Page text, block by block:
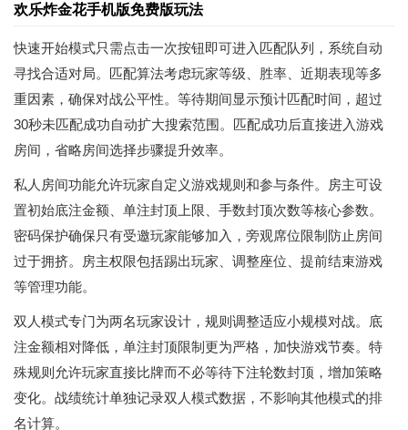
欢乐炸金花手机版免费版玩法
快速开始模式只需点击一次按钮即可进入匹配队列，系统自动
寻找合适对局。匹配算法考虑玩家等级、胜率、近期表现等多
重因素，确保对战公平性。等待期间显示预计匹配时间，超过
30秒未匹配成功自动扩大搜索范围。匹配成功后直接进入游戏
房间，省略房间选择步骤提升效率。
私人房间功能允许玩家自定义游戏规则和参与条件。房主可设
置初始底注金额、单注封顶上限、手数封顶次数等核心参数。
密码保护确保只有受邀玩家能够加入，旁观席位限制防止房间
过于拥挤。房主权限包括踢出玩家、调整座位、提前结束游戏
等管理功能。
双人模式专门为两名玩家设计，规则调整适应小规模对战。底
注金额相对降低，单注封顶限制更为严格，加快游戏节奏。特
殊规则允许玩家直接比牌而不必等待下注轮数封顶，增加策略
变化。战绩统计单独记录双人模式数据，不影响其他模式的排
名计算。